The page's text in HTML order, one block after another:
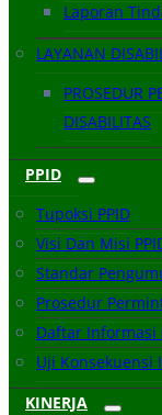
Laporan
LAYANAN
PROSEDUR
DISABILITAS
PPID
Tupoksi PPID
Visi Dan Misi
Standar
Prosedur
Daftar Informasi
Uji Konsekuensi
KINERJA